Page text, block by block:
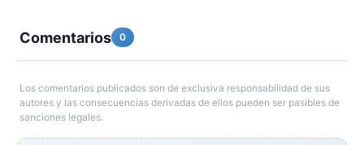
Comentarios 0
Los comentarios publicados son de exclusiva responsabilidad de sus
autores y las consecuencias derivadas de ellos pueden ser pasibles de
sanciones legales.